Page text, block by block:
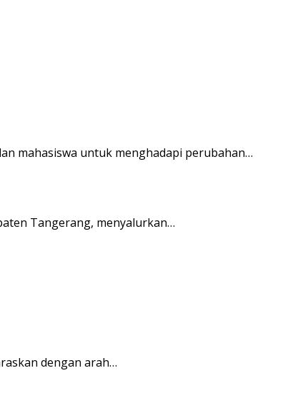
mahasiswa untuk menghadapi perubahan…
Tangerang, menyalurkan…
dengan arah…